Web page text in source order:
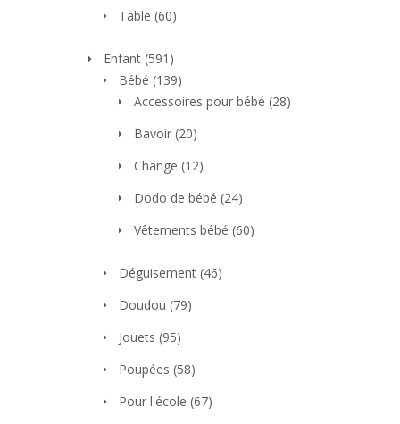
Table (60)
Enfant (591)
Bébé (139)
Accessoires pour bébé (28)
Bavoir (20)
Change (12)
Dodo de bébé (24)
Vêtements bébé (60)
Déguisement (46)
Doudou (79)
Jouets (95)
Poupées (58)
Pour l'école (67)